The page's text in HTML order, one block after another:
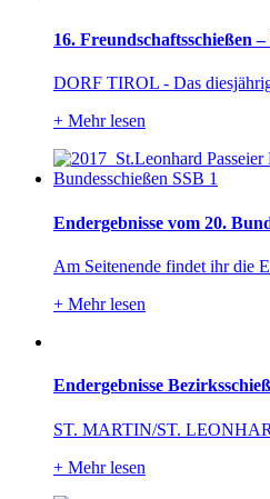
16. Freundschaftsschießen
DORF TIROL - Das
+ Mehr lesen
Endergebnisse vom 20.
Am Seitenende findet ihr die
+ Mehr lesen
Endergebnisse
ST. MARTIN/ST.
+ Mehr lesen